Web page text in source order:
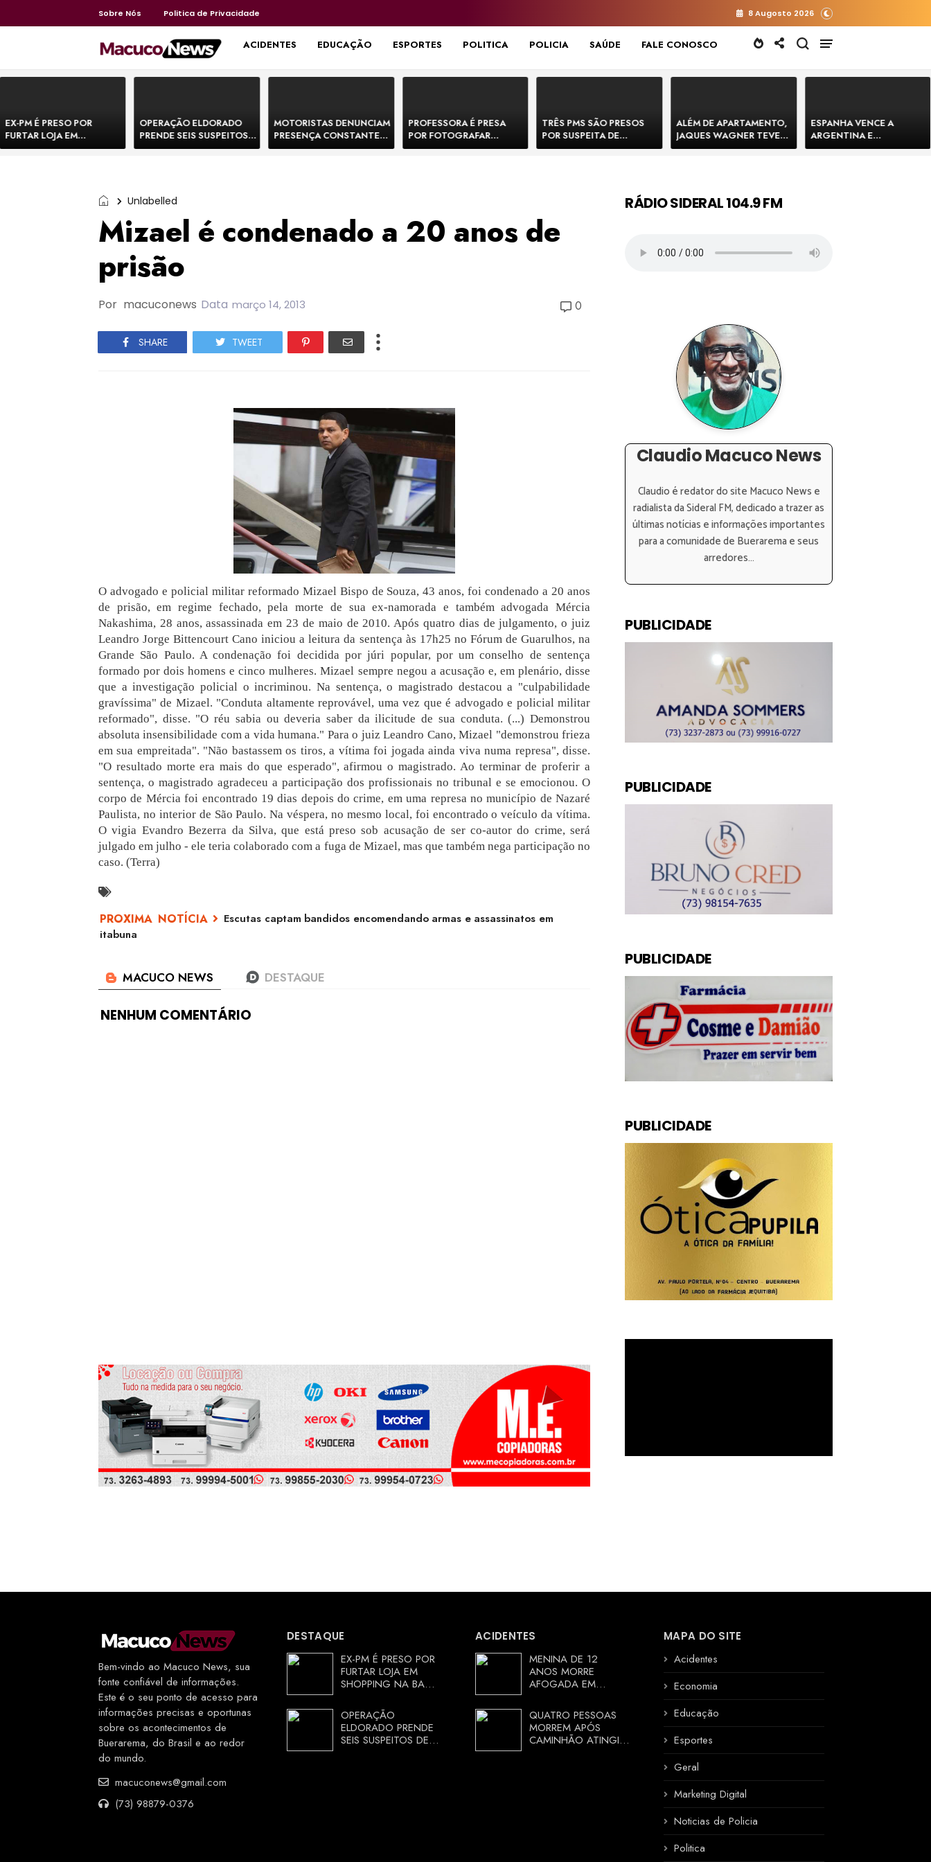
Sobre Nós Politica de Privacidade 8 Augosto 2026
HOME ACIDENTES EDUCAÇÃO ESPORTES POLITICA POLICIA SAÚDE FALE CONOSCO
EX-PM É PRESO POR
FURTAR LOJA EM
SHOPPING NA BAHIA E
OPERAÇÃO ELDORADO
PRENDE SEIS SUSPEITOS
DE MOVIMENTAR R$ 25
MOTORISTAS DENUNCIAM
PRESENÇA CONSTANTE
DE BOVINOS NA BR-330 E
PROFESSORA É PRESA
POR FOTOGRAFAR
PARTES ÍNTIMAS DE
TRÊS PMS SÃO PRESOS
POR SUSPEITA DE
EXECUTAR DOIS HOMENS
ALÉM DE APARTAMENTO,
JAQUES WAGNER TEVE
VENDA DE TERRENO PARA
ESPANHA VENCE A
ARGENTINA E
CONQUISTA A COPA DO
Unlabelled
Mizael é condenado a 20 anos de
prisão
Por macuconews Data março 14, 2013 0
SHARE TWEET
O advogado e policial militar reformado Mizael Bispo de Souza, 43 anos, foi condenado a 20 anos
de prisão, em regime fechado, pela morte de sua ex-namorada e também advogada Mércia
Nakashima, 28 anos, assassinada em 23 de maio de 2010. Após quatro dias de julgamento, o juiz
Leandro Jorge Bittencourt Cano iniciou a leitura da sentença às 17h25 no Fórum de Guarulhos, na
Grande São Paulo. A condenação foi decidida por júri popular, por um conselho de sentença
formado por dois homens e cinco mulheres. Mizael sempre negou a acusação e, em plenário, disse
que a investigação policial o incriminou. Na sentença, o magistrado destacou a "culpabilidade
gravíssima" de Mizael. "Conduta altamente reprovável, uma vez que é advogado e policial militar
reformado", disse. "O réu sabia ou deveria saber da ilicitude de sua conduta. (...) Demonstrou
absoluta insensibilidade com a vida humana." Para o juiz Leandro Cano, Mizael "demonstrou frieza
em sua empreitada". "Não bastassem os tiros, a vítima foi jogada ainda viva numa represa", disse.
"O resultado morte era mais do que esperado", afirmou o magistrado. Ao terminar de proferir a
sentença, o magistrado agradeceu a participação dos profissionais no tribunal e se emocionou. O
corpo de Mércia foi encontrado 19 dias depois do crime, em uma represa no município de Nazaré
Paulista, no interior de São Paulo. Na véspera, no mesmo local, foi encontrado o veículo da vítima.
O vigia Evandro Bezerra da Silva, que está preso sob acusação de ser co-autor do crime, será
julgado em julho - ele teria colaborado com a fuga de Mizael, mas que também nega participação no
caso. (Terra)
Escutas captam bandidos encomendando armas e assassinatos em
itabuna
NENHUM COMENTÁRIO
RÁDIO SIDERAL 104.9 FM
Claudio Macuco News
Claudio é redator do site Macuco News e
radialista da Sideral FM, dedicado a trazer as
últimas notícias e informações importantes
para a comunidade de Buerarema e seus
arredores...
PUBLICIDADE
PUBLICIDADE
PUBLICIDADE
PUBLICIDADE
Bem-vindo ao Macuco News, sua
fonte confiável de informações.
Este é o seu ponto de acesso para
informações precisas e oportunas
sobre os acontecimentos de
Buerarema, do Brasil e ao redor
do mundo.
macuconews@gmail.com
(73) 98879-0376
DESTAQUE
EX-PM É PRESO POR
FURTAR LOJA EM
SHOPPING NA BAHIA
CORRENDO DE
DELEGACIA
OPERAÇÃO
ELDORADO PRENDE
SEIS SUSPEITOS DE
ACIDENTES
MENINA DE 12
ANOS MORRE
AFOGADA EM
RURAL DE ARACI,
BAHIA; POLÍCIA
INVESTIGA
CIRCUNSTÂNCIAS
QUATRO PESSOAS
MORREM APÓS
CAMINHÃO ATINGIR
MAPA DO SITE
Acidentes
Economia
Educação
Esportes
Geral
Marketing Digital
Noticias de Policia
Politica